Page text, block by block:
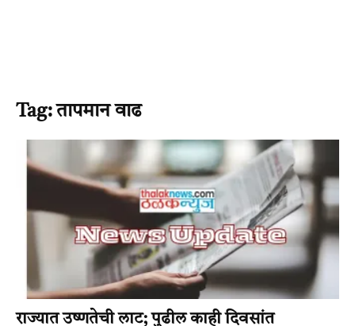
Tag: तापमान वाढ
राज्यात उष्णतेची लाट; पुढील काही दिवसांत